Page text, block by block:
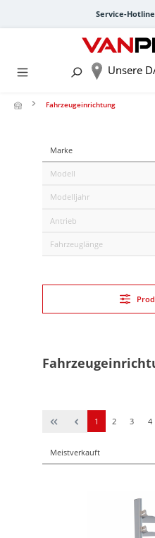
Service-
Unsere
Fahrzeugeinrichtung
1 2 3 4